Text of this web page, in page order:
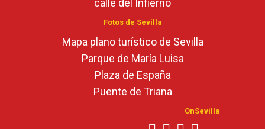
calle del Infierno
Fotos de Sevilla
Mapa plano turístico de Sevilla
Parque de María Luisa
Plaza de España
Puente de Triana
OnSevilla